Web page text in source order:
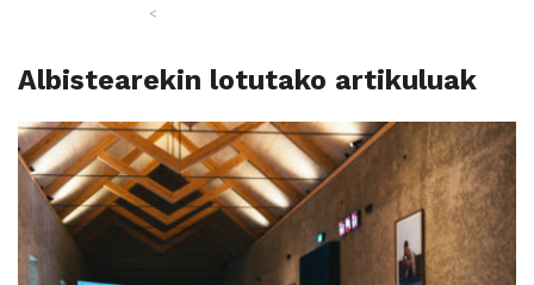
<
Albistearekin lotutako artikuluak